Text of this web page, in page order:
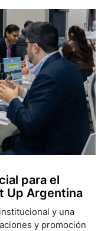
para el
Up Argentina
y una
y promoción